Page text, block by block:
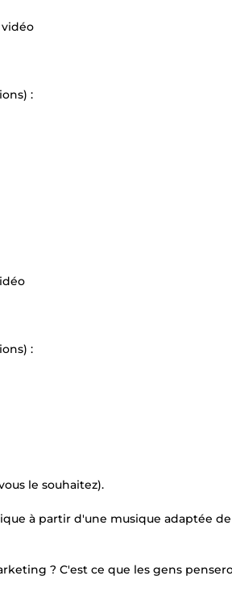
:
:
le souhaitez).
à partir d'une musique adaptée
? C'est ce que les gens